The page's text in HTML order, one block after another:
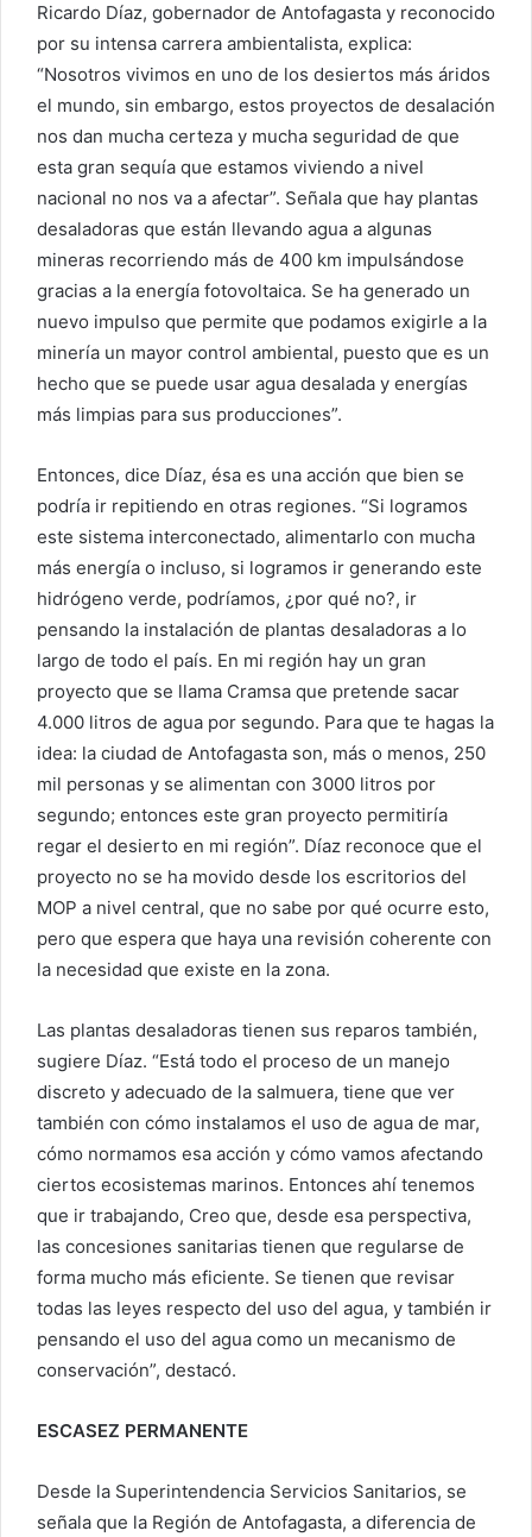
Ricardo Díaz, gobernador de Antofagasta y reconocido
por su intensa carrera ambientalista, explica:
“Nosotros vivimos en uno de los desiertos más áridos
el mundo, sin embargo, estos proyectos de desalación
nos dan mucha certeza y mucha seguridad de que
esta gran sequía que estamos viviendo a nivel
nacional no nos va a afectar”. Señala que hay plantas
desaladoras que están llevando agua a algunas
mineras recorriendo más de 400 km impulsándose
gracias a la energía fotovoltaica. Se ha generado un
nuevo impulso que permite que podamos exigirle a la
minería un mayor control ambiental, puesto que es un
hecho que se puede usar agua desalada y energías
más limpias para sus producciones”.
Entonces, dice Díaz, ésa es una acción que bien se
podría ir repitiendo en otras regiones. “Si logramos
este sistema interconectado, alimentarlo con mucha
más energía o incluso, si logramos ir generando este
hidrógeno verde, podríamos, ¿por qué no?, ir
pensando la instalación de plantas desaladoras a lo
largo de todo el país. En mi región hay un gran
proyecto que se llama Cramsa que pretende sacar
4.000 litros de agua por segundo. Para que te hagas la
idea: la ciudad de Antofagasta son, más o menos, 250
mil personas y se alimentan con 3000 litros por
segundo; entonces este gran proyecto permitiría
regar el desierto en mi región”. Díaz reconoce que el
proyecto no se ha movido desde los escritorios del
MOP a nivel central, que no sabe por qué ocurre esto,
pero que espera que haya una revisión coherente con
la necesidad que existe en la zona.
Las plantas desaladoras tienen sus reparos también,
sugiere Díaz. “Está todo el proceso de un manejo
discreto y adecuado de la salmuera, tiene que ver
también con cómo instalamos el uso de agua de mar,
cómo normamos esa acción y cómo vamos afectando
ciertos ecosistemas marinos. Entonces ahí tenemos
que ir trabajando, Creo que, desde esa perspectiva,
las concesiones sanitarias tienen que regularse de
forma mucho más eficiente. Se tienen que revisar
todas las leyes respecto del uso del agua, y también ir
pensando el uso del agua como un mecanismo de
conservación”, destacó.
ESCASEZ PERMANENTE
Desde la Superintendencia Servicios Sanitarios, se
señala que la Región de Antofagasta, a diferencia de